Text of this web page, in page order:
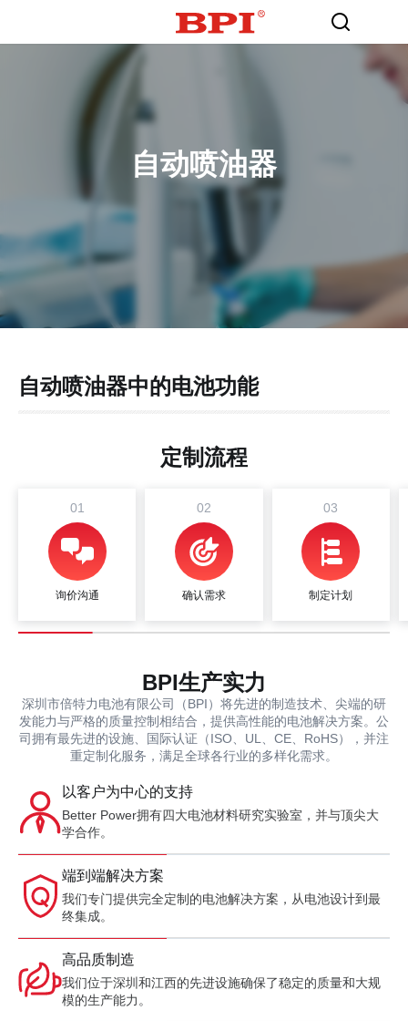
自动喷油器
自动喷油器中的电池功能
定制流程
01
询价沟通
02
确认需求
03
制定计划
BPI生产实力
深圳市倍特力电池有限公司（BPI）将先进的制造技术、尖端的研
发能力与严格的质量控制相结合，提供高性能的电池解决方案。公
司拥有最先进的设施、国际认证（ISO、UL、CE、RoHS），并注
重定制化服务，满足全球各行业的多样化需求。
以客户为中心的支持
Better Power拥有四大电池材料研究实验室，并与顶尖大
学合作。
端到端解决方案
我们专门提供完全定制的电池解决方案，从电池设计到最
终集成。
高品质制造
我们位于深圳和江西的先进设施确保了稳定的质量和大规
模的生产能力。